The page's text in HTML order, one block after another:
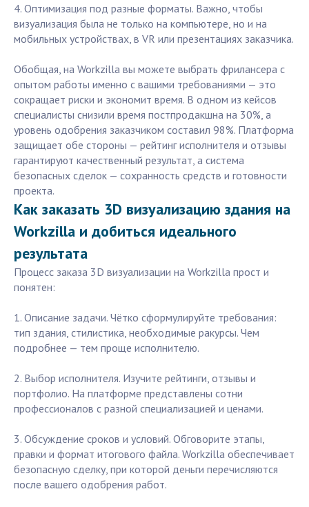
4. Оптимизация под разные форматы. Важно, чтобы
визуализация была не только на компьютере, но и на
мобильных устройствах, в VR или презентациях заказчика.
Обобщая, на Workzilla вы можете выбрать фрилансера с
опытом работы именно с вашими требованиями — это
сокращает риски и экономит время. В одном из кейсов
специалисты снизили время постпродакшна на 30%, а
уровень одобрения заказчиком составил 98%. Платформа
защищает обе стороны — рейтинг исполнителя и отзывы
гарантируют качественный результат, а система
безопасных сделок — сохранность средств и готовности
проекта.
Как заказать 3D визуализацию здания на
Workzilla и добиться идеального
результата
Процесс заказа 3D визуализации на Workzilla прост и
понятен:
1. Описание задачи. Чётко сформулируйте требования:
тип здания, стилистика, необходимые ракурсы. Чем
подробнее — тем проще исполнителю.
2. Выбор исполнителя. Изучите рейтинги, отзывы и
портфолио. На платформе представлены сотни
профессионалов с разной специализацией и ценами.
3. Обсуждение сроков и условий. Обговорите этапы,
правки и формат итогового файла. Workzilla обеспечивает
безопасную сделку, при которой деньги перечисляются
после вашего одобрения работ.